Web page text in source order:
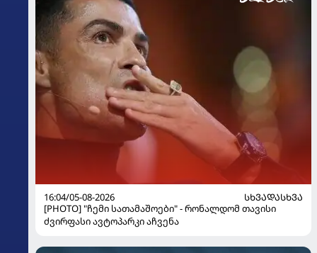
16:04/05-08-2026
ᲡᲮᲕᲐᲓᲐᲡᲮᲕᲐ
[PHOTO] "ჩემი სათამაშოები" - რონალდომ თავისი
ძვირფასი ავტოპარკი აჩვენა